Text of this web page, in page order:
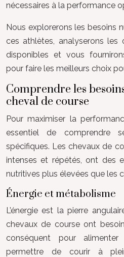
nécessaires à la performance
Nous explorerons les besoins
ces athlètes, analyserons les
disponibles et vous
pour faire les meilleurs choix
Comprendre les
cheval de course
Pour maximiser la
essentiel de comprendre
spécifiques. Les chevaux de
intenses et répétés, ont des
nutritives plus élevées que les
Énergie et métabolisme
L’énergie est la pierre
chevaux de course ont
conséquent pour
permettre de courir à